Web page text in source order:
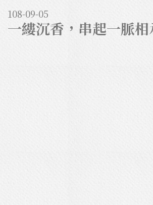
108-09-05
一縷沉香，串起一脈相